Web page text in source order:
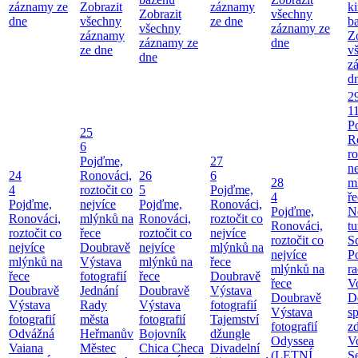
záznamy ze
dne
Zobrazit
všechny
záznamy
ze dne
Zobrazit
všechny
záznamy ze
dne
záznamy
ze dne
všechny
záznamy ze
dne
24
4
Pojďme,
Ronováci,
roztočit co
nejvíce
mlýnků na
řece
Doubravě
Výstava
fotografií
Odvážná
Vaiana
25
6
Pojďme,
Ronováci,
roztočit co
nejvíce
mlýnků na
řece
Doubravě
Výstava
fotografií
Jednání
Rady
města
Heřmanův
Městec
26
5
Pojďme,
Ronováci,
roztočit co
nejvíce
mlýnků na
řece
Doubravě
Výstava
fotografií
Bojovník
Chica Checa
27
6
Pojďme,
Ronováci,
roztočit co
nejvíce
mlýnků na
řece
Doubravě
Výstava
fotografií
Tajemství
džungle
Divadelní
28
4
Pojďme,
Ronováci,
roztočit co
nejvíce
mlýnků na
řece
Doubravě
Výstava
fotografií
Odyssea
(LETNÍ